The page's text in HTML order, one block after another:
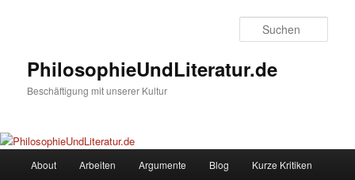
PhilosophieUndLiteratur.de
Beschäftigung mit unserer Kultur
About Arbeiten Argumente Blog Kurze Kritiken